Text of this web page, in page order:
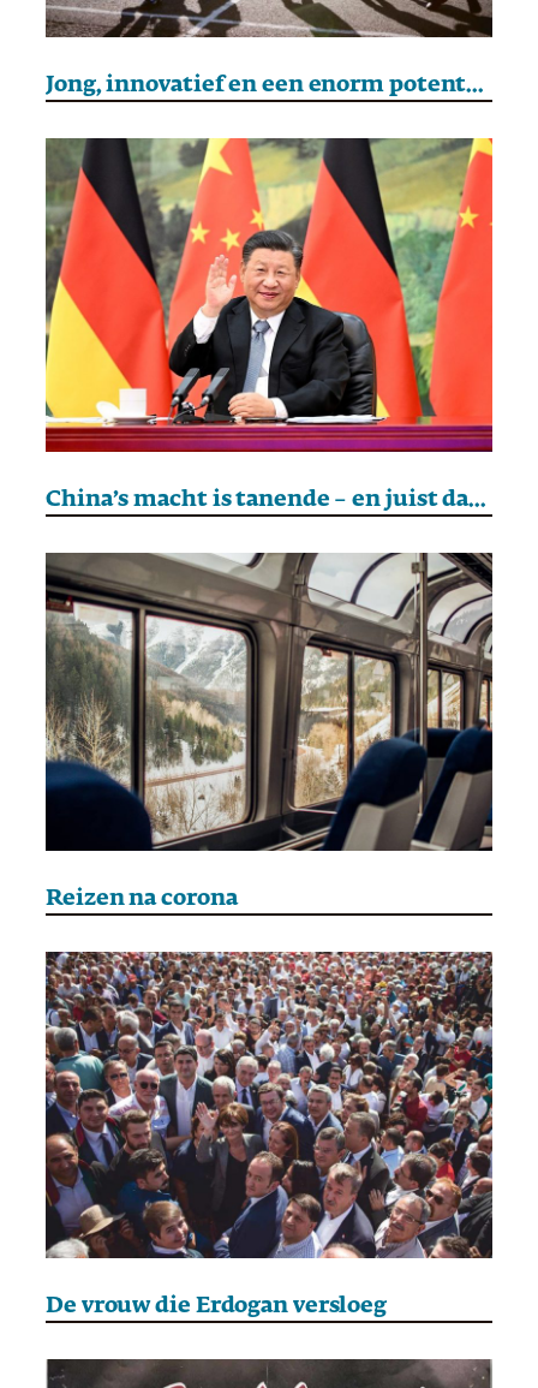
Jong, innovatief en een enorm potentieel: Afrika is in opkomst
China’s macht is tanende – en juist dat is gevaarlijk
Reizen na corona
De vrouw die Erdogan versloeg